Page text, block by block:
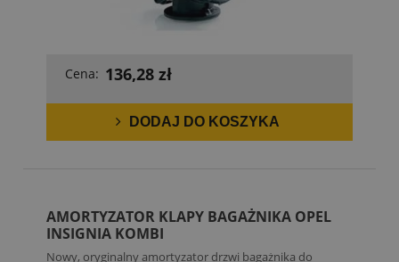
Cena: 136,28 zł
DODAJ DO KOSZYKA
AMORTYZATOR KLAPY BAGAŻNIKA OPEL
INSIGNIA KOMBI
Nowy, oryginalny amortyzator drzwi bagażnika do